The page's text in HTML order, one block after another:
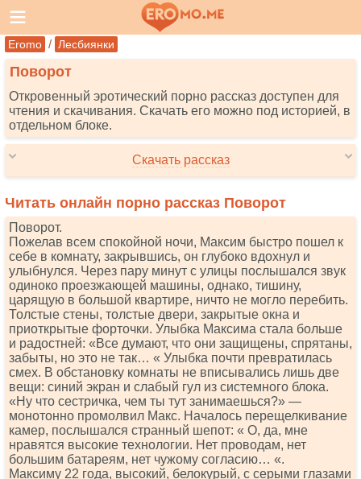
Eromo / Лесбиянки
Поворот
Откровенный эротический порно рассказ доступен для
чтения и скачивания. Скачать его можно под историей, в
отдельном блоке.
Скачать рассказ
Читать онлайн порно рассказ Поворот
Поворот.
Пожелав всем спокойной ночи, Максим быстро пошел к
себе в комнату, закрывшись, он глубоко вдохнул и
улыбнулся. Через пару минут с улицы послышался звук
одиноко проезжающей машины, однако, тишину,
царящую в большой квартире, ничто не могло перебить.
Толстые стены, толстые двери, закрытые окна и
приоткрытые форточки. Улыбка Максима стала больше
и радостней: «Все думают, что они защищены, спрятаны,
забыты, но это не так… « Улыбка почти превратилась
смех. В обстановку комнаты не вписывались лишь две
вещи: синий экран и слабый гул из системного блока.
«Ну что сестричка, чем ты тут занимаешься?» —
монотонно промолвил Макс. Началось перещелкивание
камер, послышался странный шепот: « О, да, мне
нравятся высокие технологии. Нет проводам, нет
большим батареям, нет чужому согласию… «.
Максиму 22 года, высокий, белокурый, с серыми глазами